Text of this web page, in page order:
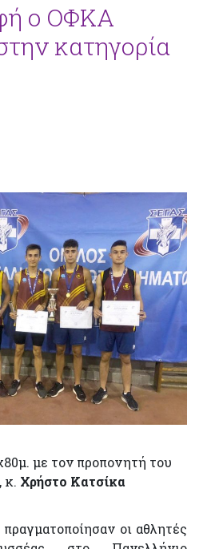
ο ΟΦΚΑ
κατηγορία
με τον προπονητή του
κ. Χρήστο Κατσίκα
οι αθλητές